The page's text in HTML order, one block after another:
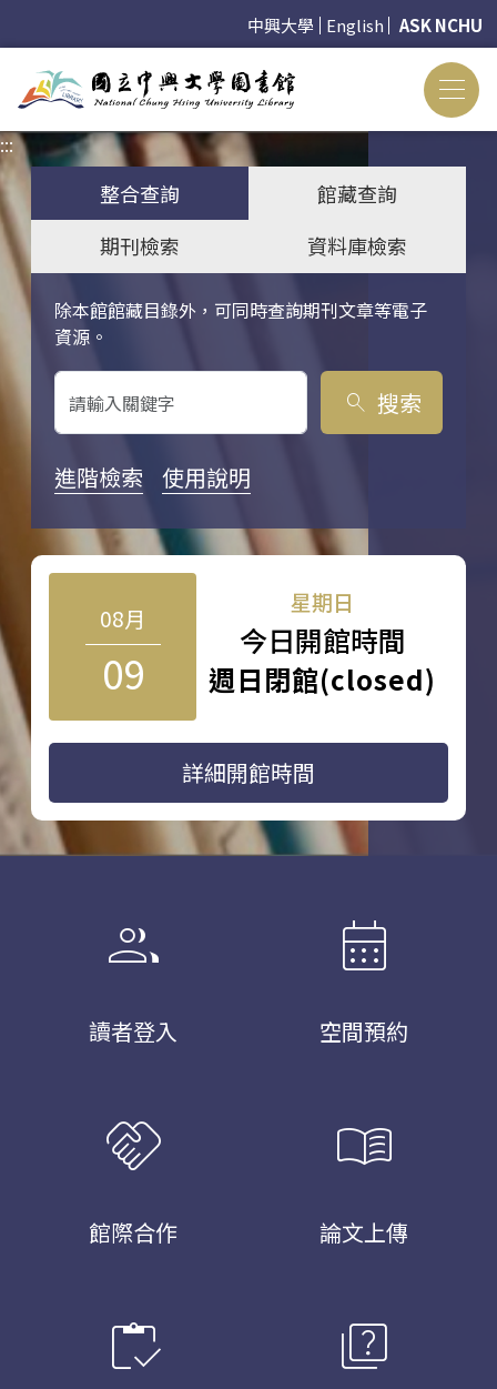
中興大學 English ASK NCHU
:::
整合查詢
館藏查詢
期刊檢索
資料庫檢索
除本館館藏目錄外，可同時查詢期刊文章等電子
資源。
關鍵字搜尋
search 搜索
進階檢索 使用說明
08月
09
星期日
今日開館時間
週日閉館(closed)
詳細開館時間
group
讀者登入
calendar_month
空間預約
handshake
館際合作
menu_book
論文上傳
inventory quiz